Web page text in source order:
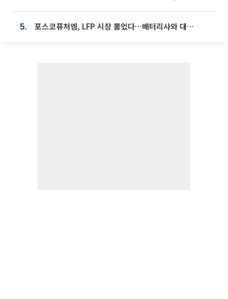
5. 포스코퓨처엠, LFP 시장 뚫었다…배터리사와 대규모 장기 공급 합의